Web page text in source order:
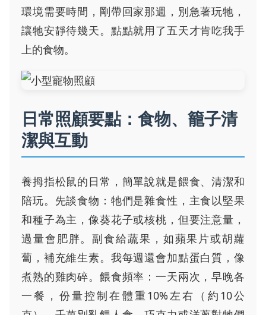
環境需要時間，剛帶回家那週，別急著玩牠，
讓牠安靜待幾天。點點就用了五天才肯吃我手
上的食物。
日常照顧要點：食物、籠子清
潔與互動
養拇指松鼠的日常，簡單說就是餵食、清潔和
陪玩。先談食物：牠們是雜食性，主食以堅果
和種子為主，像葵花子或核桃，但要注意量，
過量會肥胖。副食給蔬果，如蘋果片或胡蘿
蔔，補充維生素。我每週還會加點蛋白質，像
煮熟的雞肉碎。餵食頻率：一天兩次，早晚各
一餐，份量控制在體重10%左右（約10公